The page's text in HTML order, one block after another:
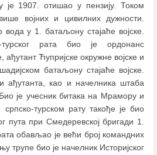
је 1907. отишао у пензију. Током
војних и цивилних дужности.
вода у 1. батаљону стајаће војске.
рата био је ордонанс
ађутант Ћупријске окружне војске и
батаљону стајаће војске.
ађутанта, као и начелника штаба
је учесник битака на Мрамору и
турском рату такође је био
пута при Смедеревској бригади 1.
обављао је већи број командних
трупе био је начелник Историјског